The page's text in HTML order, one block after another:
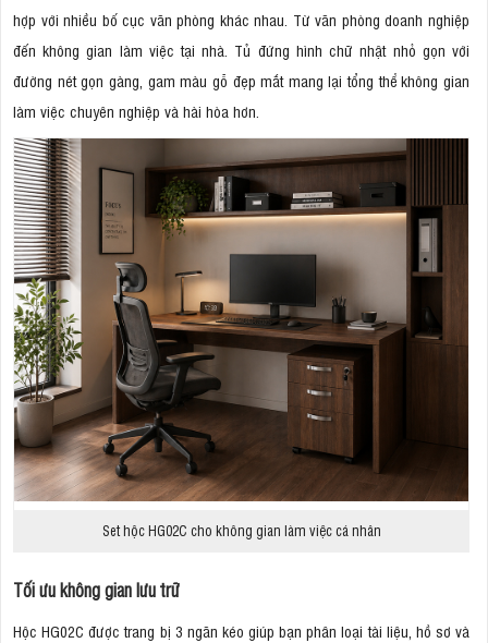
hợp với nhiều bố cục văn phòng khác nhau. Từ văn phòng doanh nghiệp
đến không gian làm việc tại nhà. Tủ đứng hình chữ nhật nhỏ gọn với
đường nét gọn gàng, gam màu gỗ đẹp mắt mang lại tổng thể không gian
làm việc chuyên nghiệp và hài hòa hơn.
Set hộc HG02C cho không gian làm việc cá nhân
Tối ưu không gian lưu trữ
Hộc HG02C được trang bị 3 ngăn kéo giúp bạn phân loại tài liệu, hồ sơ và